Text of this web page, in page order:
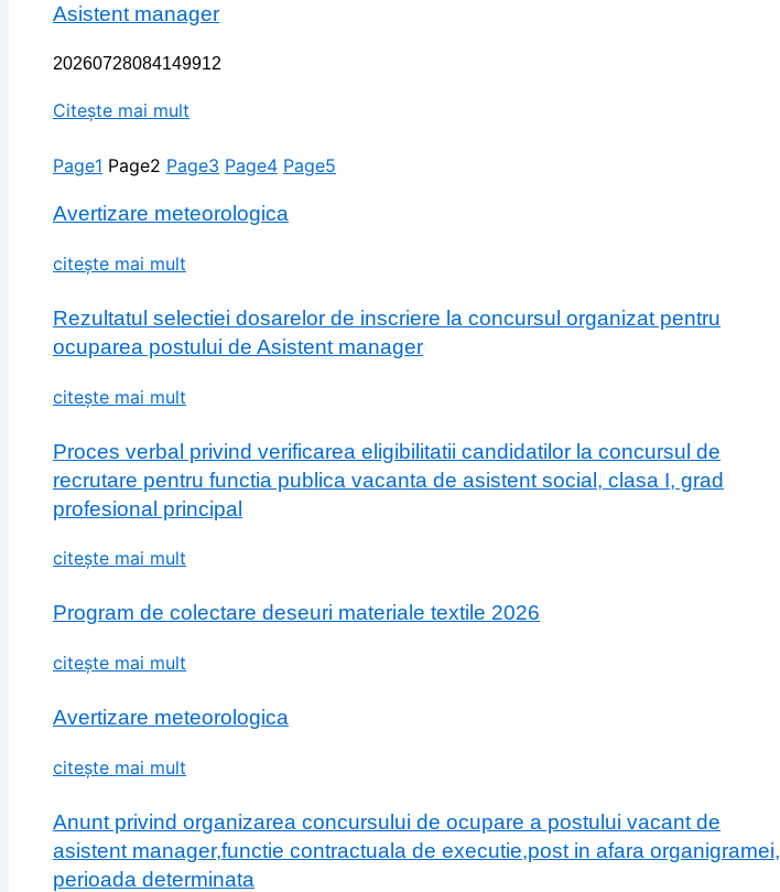
Asistent manager
20260728084149912
Citește mai mult
Page1 Page2 Page3 Page4 Page5
Avertizare meteorologica
citește mai mult
Rezultatul selectiei dosarelor de inscriere la concursul organizat pentru
ocuparea postului de Asistent manager
citește mai mult
Proces verbal privind verificarea eligibilitatii candidatilor la concursul de
recrutare pentru functia publica vacanta de asistent social, clasa I, grad
profesional principal
citește mai mult
Program de colectare deseuri materiale textile 2026
citește mai mult
Avertizare meteorologica
citește mai mult
Anunt privind organizarea concursului de ocupare a postului vacant de
asistent manager,functie contractuala de executie,post in afara organigramei,
perioada determinata